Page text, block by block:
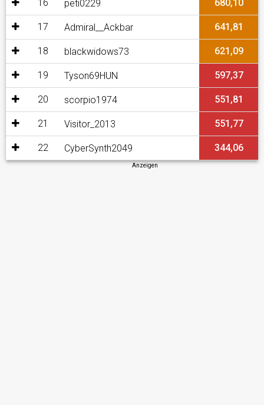
16 peti0229 680,10
17 Admiral__Ackbar 641,81
18 blackwidows73 621,09
19 Tyson69HUN 597,37
20 scorpio1974 551,81
21 Visitor_2013 551,77
22 CyberSynth2049 344,06
Anzeigen